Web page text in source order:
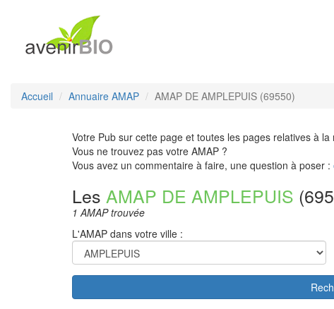
Accueil Annuaire AMAP AMAP DE AMPLEPUIS (69550)
Votre Pub sur cette page et toutes les pages relatives à la
Vous ne trouvez pas votre AMAP ?
Vous avez un commentaire à faire, une question à poser :
Les AMAP DE AMPLEPUIS
1 AMAP trouvée
L'AMAP dans votre ville :